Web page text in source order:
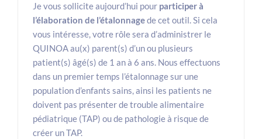
Je vous sollicite aujourd’hui pour participer à
l’élaboration de l’étalonnagede cet outil. Si cela
vous intéresse, votre rôle sera d’administrer le
QUINOA au(x) parent(s) d’un ou plusieurs
patient(s) âgé(s) de 1 an à 6 ans. Nous effectuons
dans un premier temps l’étalonnage sur une
population d’enfants sains, ainsi les patients ne
doivent pas présenter de trouble alimentaire
pédiatrique (TAP) ou de pathologie à risque de
créer un TAP.